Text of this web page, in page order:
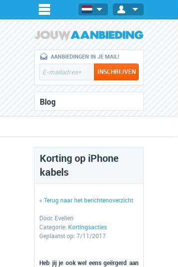
AANBIEDINGEN IN JE MAIL!
Blog
Korting op iPhone
kabels
« Terug naar het berichtenoverzicht
Door: Evelien
Categorie: Kortingsacties
Geplaatst op: 7/11/2017
Heb jij je ook wel eens geërgerd aan